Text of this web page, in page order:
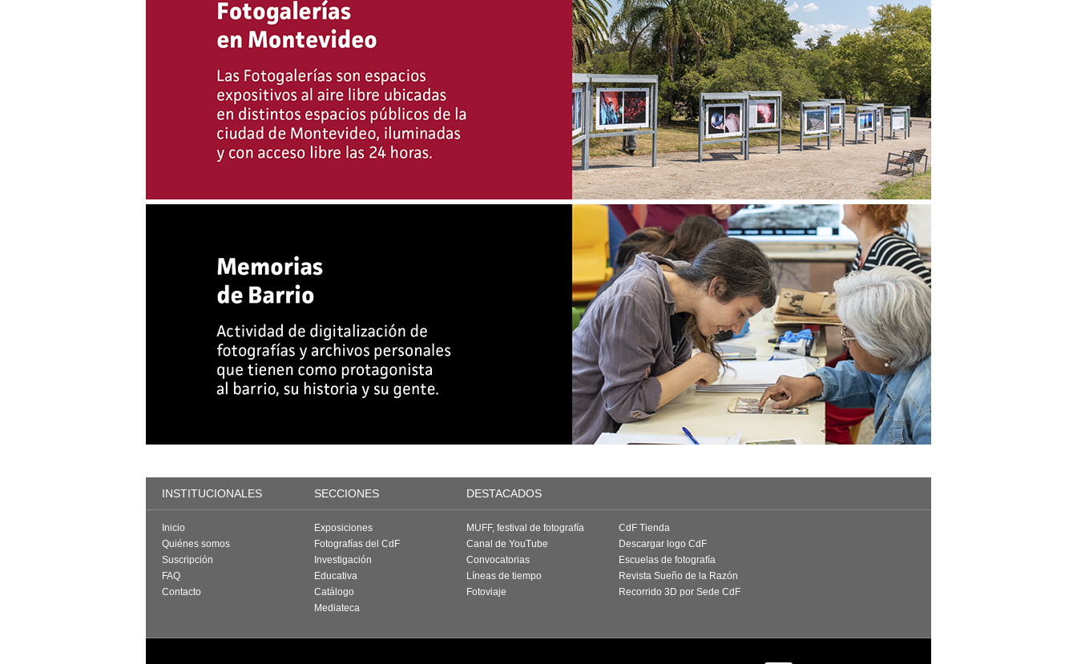
INSTITUCIONALES SECCIONES DESTACADOS
Inicio
Quiénes somos
Suscripción
FAQ
Contacto
Exposiciones
Fotografías del CdF
Investigación
Educativa
Catálogo
Mediateca
MUFF, festival de fotografía
Canal de YouTube
Convocatorias
Líneas de tiempo
Fotoviaje
CdF Tienda
Descargar logo CdF
Escuelas de fotografía
Revista Sueño de la Razón
Recorrido 3D por Sede CdF